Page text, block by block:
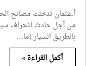
من أجل حادث انحراف
بالطريق السيار (ما…
أكمل القراءة »